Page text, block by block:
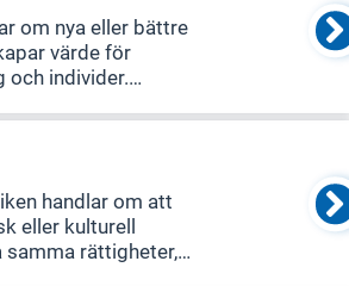
om nya eller bättre
värde för
och individer.
stärka
hos
många
handlar om att
eller kulturell
samma rättigheter,